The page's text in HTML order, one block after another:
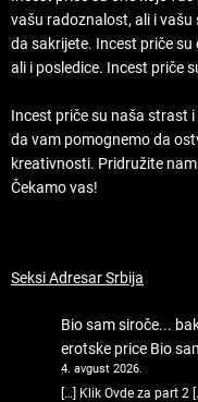
vašu radoznalost, ali i vašu
da sakrijete. Incest priče
ali i posledice. Incest priče
Incest priče su naša strast
da vam pomognemo da
kreativnosti. Pridružite
Čekamo vas!
Seksi Adresar Srbija
Bio sam siroče...
erotske price Bio
4. avgust 2026.
[…] Klik Ovde za part 2